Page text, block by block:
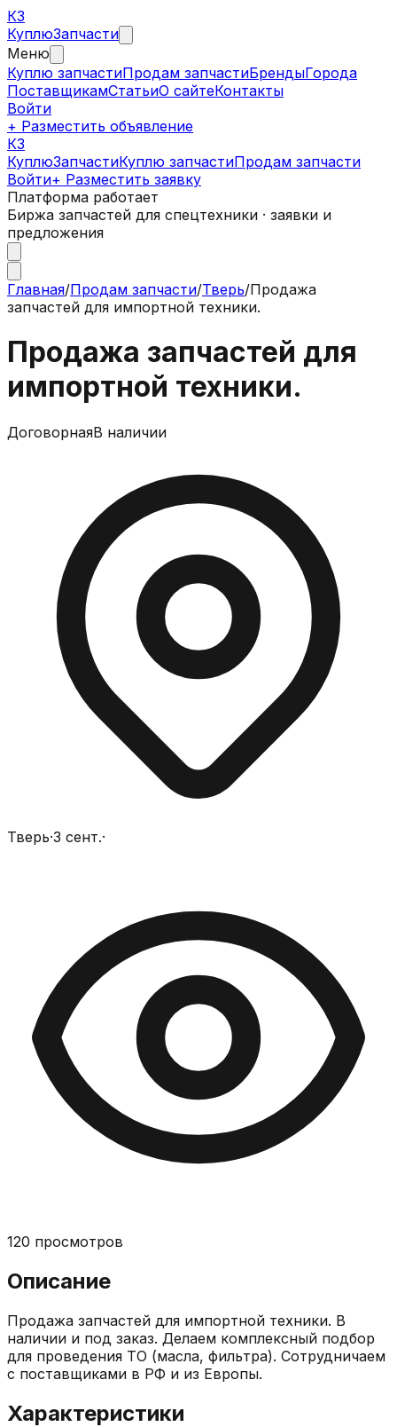
КЗ
КуплюЗапчасти
Меню
Куплю запчастиПродам запчастиБрендыГорода
ПоставщикамСтатьиО сайтеКонтакты
Войти
+ Разместить объявление
КЗ
КуплюЗапчастиКуплю запчастиПродам запчасти
Войти+ Разместить заявку
Платформа работает
Биржа запчастей для спецтехники · заявки и
предложения
Главная/Продам запчасти/Тверь/Продажа
запчастей для импортной техники.
Продажа запчастей для
импортной техники.
ДоговорнаяВ наличии
Тверь·3 сент.·
120 просмотров
Описание
Продажа запчастей для импортной техники. В
наличии и под заказ. Делаем комплексный подбор
для проведения ТО (масла, фильтра). Сотрудничаем
с поставщиками в РФ и из Европы.
Характеристики